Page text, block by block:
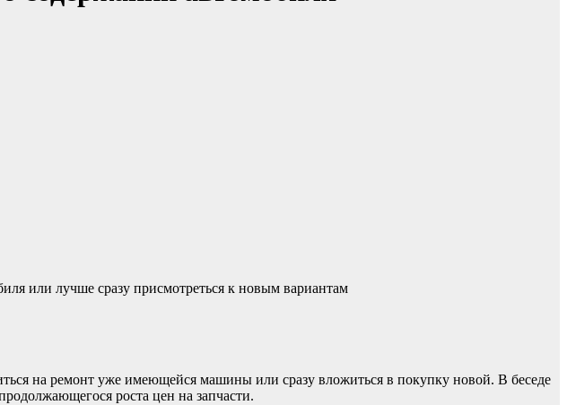
или лучше сразу присмотреться к новым вариантам
на ремонт уже имеющейся машины или сразу вложиться в покупку новой. В беседе
роста цен на запчасти.